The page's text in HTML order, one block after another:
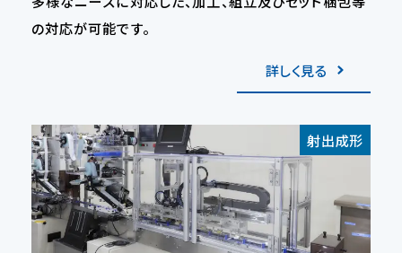
の対応が可能です。
詳しく見る
射出成形